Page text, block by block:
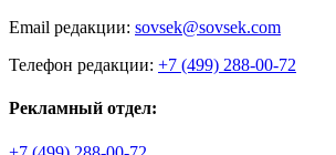
Email редакции: sovsek@sovsek.com
Телефон редакции: +7 (499) 288-00-72
Рекламный отдел: